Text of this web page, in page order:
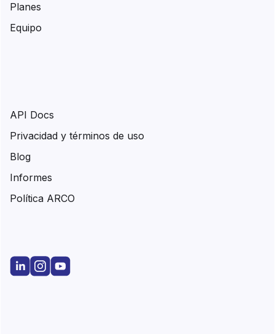
Planes
Equipo
API Docs
Privacidad y términos de uso
Blog
Informes
Política ARCO